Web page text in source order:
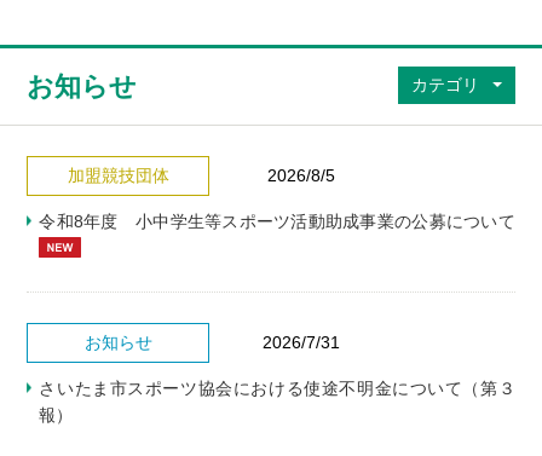
お知らせ カテゴリ
加盟競技団体 2026/8/5
令和8年度 小中学生等スポーツ活動助成事業の公募について
お知らせ 2026/7/31
さいたま市スポーツ協会における使途不明金について（第３
報）